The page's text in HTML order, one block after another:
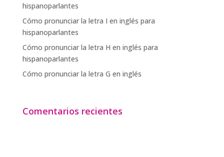
hispanoparlantes
Cómo pronunciar la letra I en inglés para
hispanoparlantes
Cómo pronunciar la letra H en inglés para
hispanoparlantes
Cómo pronunciar la letra G en inglés
Comentarios recientes